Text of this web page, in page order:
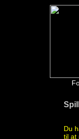
Du
til at